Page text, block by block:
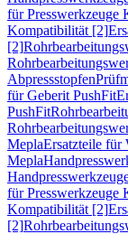
für Presswerkzeuge
Kompatibilität [2]
[2]
Abpressstopfen
für Geberit PushFit
PushFit
MeplaErsatzteile für
Mepla
für Presswerkzeuge
Kompatibilität [2]
[2]